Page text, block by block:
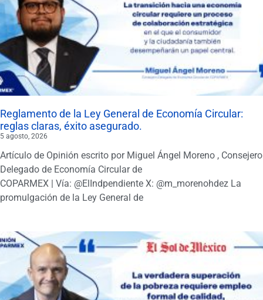
Reglamento de la Ley General de Economía Circular:
reglas claras, éxito asegurado.
5 agosto, 2026
Artículo de Opinión escrito por Miguel Ángel Moreno , Consejero
Delegado de Economía Circular de
COPARMEX | Vía: @ElIndpendiente X: @m_morenohdez La
promulgación de la Ley General de